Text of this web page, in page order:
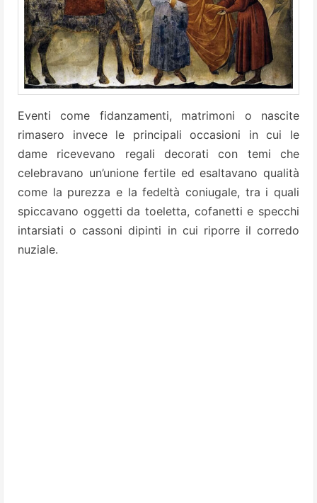
Eventi come fidanzamenti, matrimoni o nascite
rimasero invece le principali occasioni in cui le
dame ricevevano regali decorati con temi che
celebravano un’unione fertile ed esaltavano qualità
come la purezza e la fedeltà coniugale, tra i quali
spiccavano oggetti da toeletta, cofanetti e specchi
intarsiati o cassoni dipinti in cui riporre il corredo
nuziale.